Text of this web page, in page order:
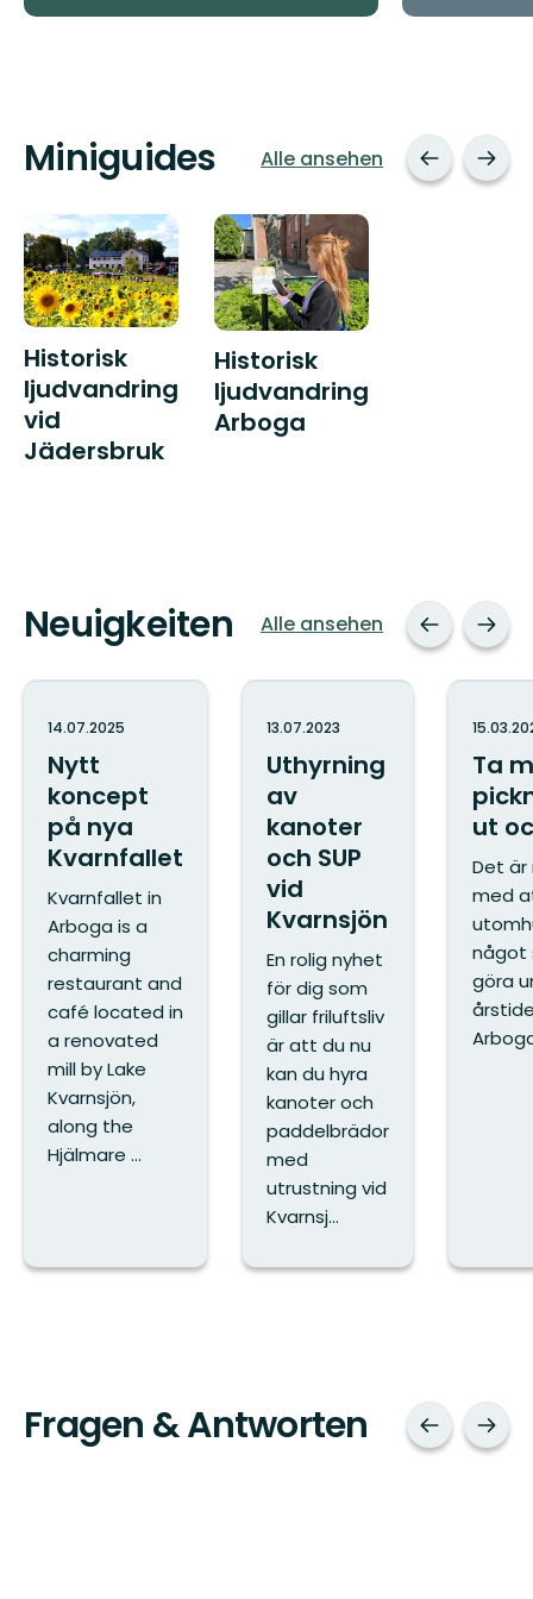
Miniguides Alle ansehen
Historisk
ljudvandring
vid
Jädersbruk
Historisk
ljudvandring
Arboga
Neuigkeiten Alle ansehen
Nytt
koncept
på nya
Kvarnfallet
14.07.2025
Kvarnfallet in
Arboga is a
charming
restaurant and
café located in
a renovated
mill by Lake
Kvarnsjön,
along the
Hjälmare ...
Uthyrning
av
kanoter
och SUP
vid
Kvarnsjön
13.07.2023
En rolig nyhet
för dig som
gillar friluftsliv
är att du nu
kan du hyra
kanoter och
paddelbrädor
med
utrustning vid
Kvarnsj...
Ta
ut
Det
med
något
göra
Fragen & Antworten